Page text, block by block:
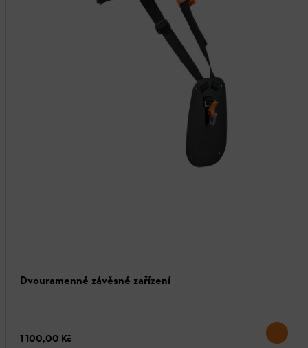
Dvouramenné závěsné zařízení
1 100,00 Kč